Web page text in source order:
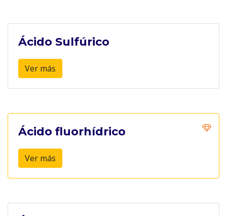
Ácido Sulfúrico
Ver más
Ácido fluorhídrico
Ver más